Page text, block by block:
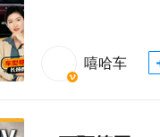
嘻哈车